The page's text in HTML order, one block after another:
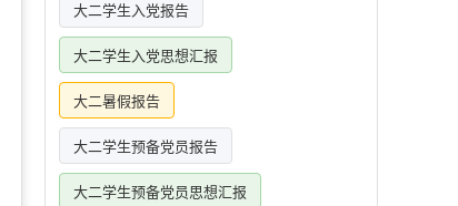
大二学生入党报告
大二学生入党思想汇报
大二暑假报告
大二学生预备党员报告
大二学生预备党员思想汇报